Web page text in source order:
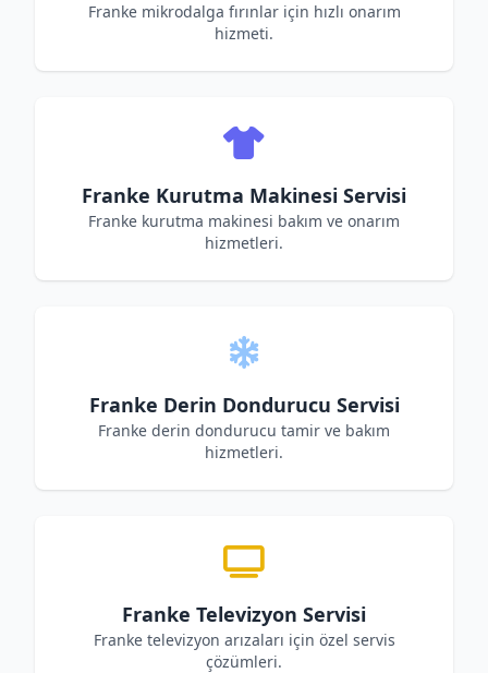
Franke mikrodalga fırınlar için hızlı onarım
hizmeti.
Franke Kurutma Makinesi Servisi
Franke kurutma makinesi bakım ve onarım
hizmetleri.
Franke Derin Dondurucu Servisi
Franke derin dondurucu tamir ve bakım
hizmetleri.
Franke Televizyon Servisi
Franke televizyon arızaları için özel servis
çözümleri.